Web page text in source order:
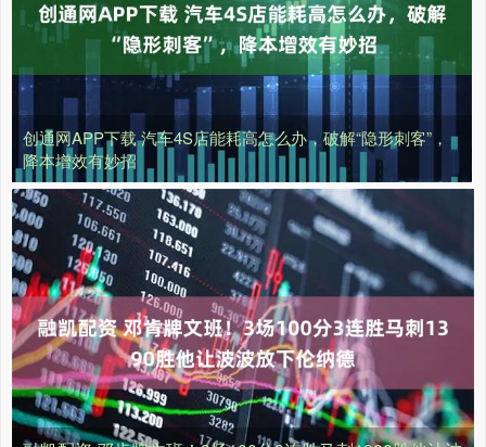
创通网APP下载 汽车4S店能耗高怎么办，破解“隐形刺客”，
降本增效有妙招